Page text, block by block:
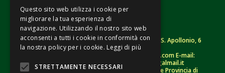
Fondazione Senza Frontiere – ETS |Strada S. Apollonio, 6
– 46042 Castel Goffredo (MN)
– Sito: www.senzafrontiere.com E-mail:
tenuapol@gmail.com– Pec:tenuapol@legalmail.it
C. F. 90008460207 – Registro persone giuridiche Provincia di
Questo sito web utilizza i cookie per
migliorare la tua esperienza di
navigazione. Utilizzando il nostro sito web
acconsenti a tutti i cookie in conformità con
la nostra policy per i cookie. Leggi di più
STRETTAMENTE NECESSARI